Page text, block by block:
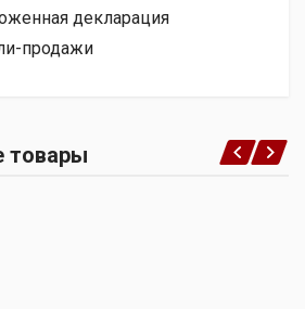
декларация
продажи
товары